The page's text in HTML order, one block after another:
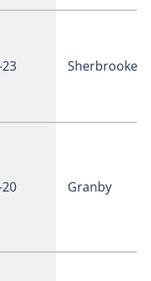
Sherbrooke
Granby